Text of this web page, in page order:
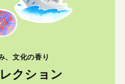
、文化の香り
クション